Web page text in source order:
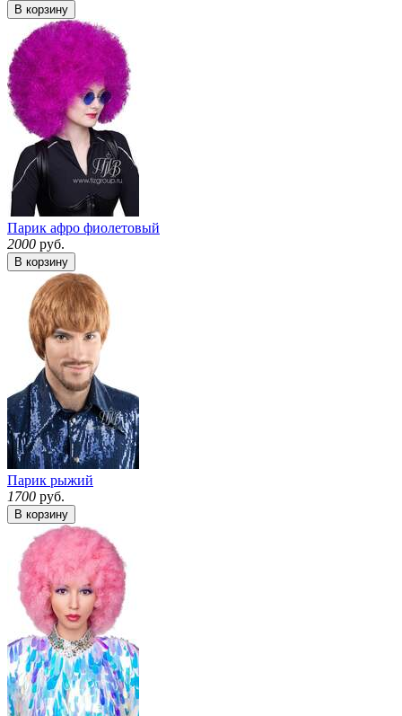
В корзину
Парик афро фиолетовый
2000 руб.
В корзину
Парик рыжий
1700 руб.
В корзину